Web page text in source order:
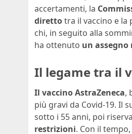
accertamenti, la
direttotra il vaccino e la
chi, in seguito alla
ha ottenuto un assegno
Il legame tra il
Il vaccino AstraZeneca,
più gravi da Covid-19. Il
sotto i 55 anni, poi
restrizioni. Con il